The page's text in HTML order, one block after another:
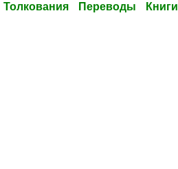
Толкования Переводы Книги